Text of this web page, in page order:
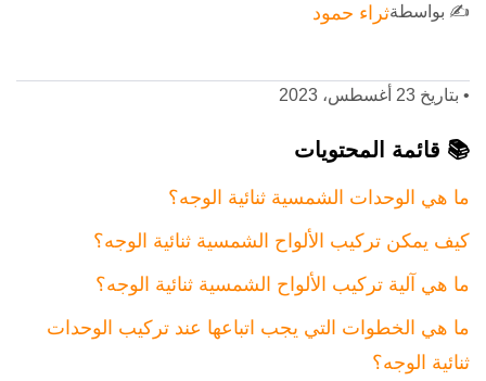
✍️ بواسطةثراء حمود
• بتاريخ 23 أغسطس، 2023
📚 قائمة المحتويات
ما هي الوحدات الشمسية ثنائية الوجه؟
كيف يمكن تركيب الألواح الشمسية ثنائية الوجه؟
ما هي آلية تركيب الألواح الشمسية ثنائية الوجه؟
ما هي الخطوات التي يجب اتباعها عند تركيب الوحدات
ثنائية الوجه؟